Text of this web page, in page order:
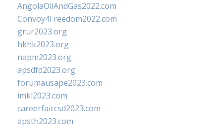
AngolaOilAndGas2022.com
Convoy4Freedom2022.com
grur2023.org
hkhk2023.org
napm2023.org
apsdfd2023.org
forumausape2023.com
imkl2023.com
careerfaircsd2023.com
apsth2023.com